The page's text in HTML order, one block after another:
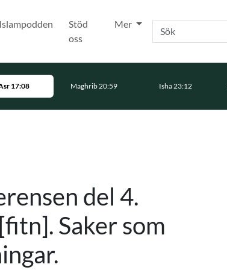
Islampodden
Stöd
oss
Mer Sök
17:08 Maghrib 20:59 Isha 23:12
del 4.
Saker som